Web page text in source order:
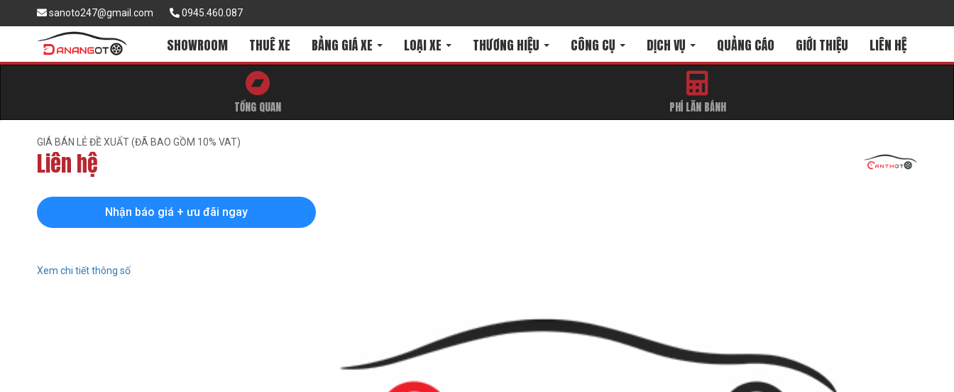
sanoto247@gmail.com 0945.460.087
SHOWROOM THUÊ XE BẢNG GIÁ XE LOẠI XE THƯƠNG HIỆU CÔNG CỤ DỊCH VỤ QUẢNG CÁO GIỚI THIỆU LIÊN HỆ
TỔNG QUAN PHÍ LĂN BÁNH
GIÁ BÁN LẺ ĐỀ XUẤT (ĐÃ BAO GỒM 10% VAT)
Liên hệ
Nhận báo giá + ưu đãi ngay
Xem chi tiết thông số